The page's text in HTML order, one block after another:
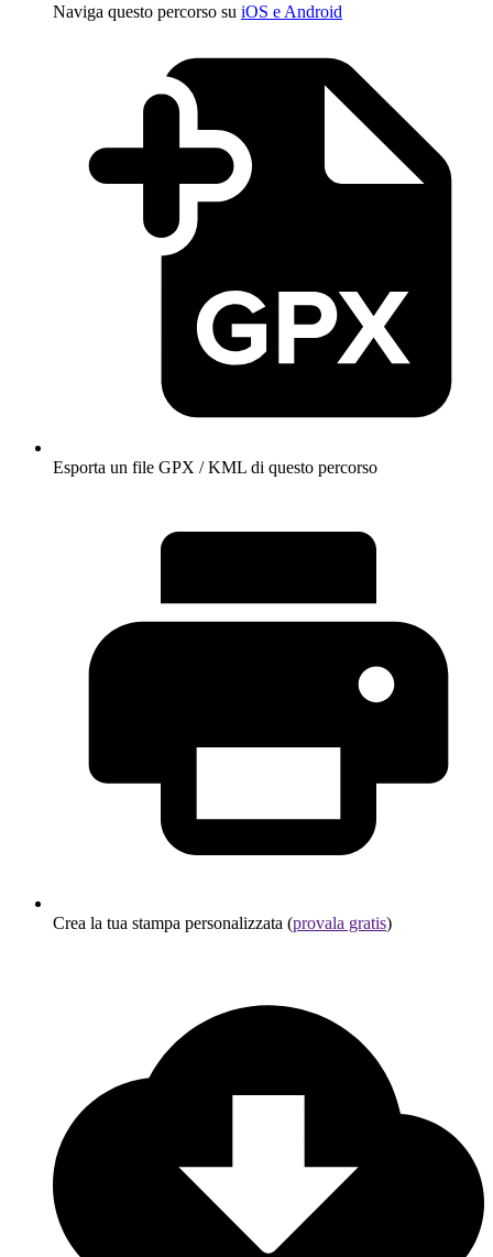
Naviga questo percorso su iOS e Android
Esporta un file GPX / KML di questo percorso
Crea la tua stampa personalizzata (provala gratis)